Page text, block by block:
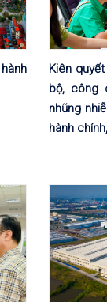
Kiên
bộ, công
nhũng
hành